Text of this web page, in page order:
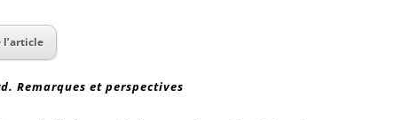
l’article
Remarques et perspectives